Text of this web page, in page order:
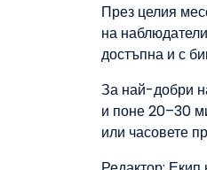
През целия
на
достъпна и с
За най-добри
и поне 20–30
или часовете